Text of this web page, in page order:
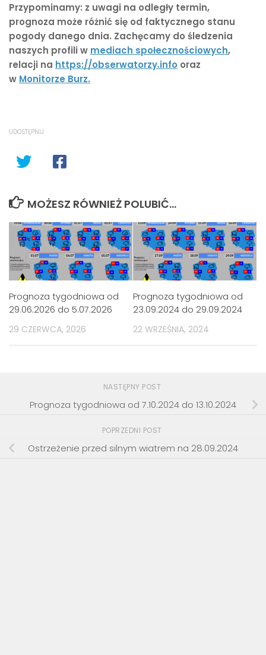
Przypominamy: z uwagi na odległy termin,
prognoza może różnić się od faktycznego stanu
pogody danego dnia. Zachęcamy do śledzenia
naszych profili w mediach społecznościowych,
relacji na https://obserwatorzy.info oraz
w Monitorze Burz.
UDOSTĘPNIJ
MOŻESZ RÓWNIEŻ POLUBIĆ…
Prognoza tygodniowa od
29.06.2026 do 5.07.2026
29 CZERWCA, 2026
Prognoza tygodniowa od
23.09.2024 do 29.09.2024
22 WRZEŚNIA, 2024
NASTĘPNY POST
Prognoza tygodniowa od 7.10.2024 do 13.10.2024
POPRZEDNI POST
Ostrzeżenie przed silnym wiatrem na 28.09.2024